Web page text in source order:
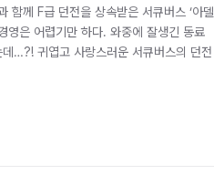
함께 F급 던전을 상속받은 서큐버스 ‘아델
영은 어렵기만 하다. 와중에 잘생긴 동료
…?! 귀엽고 사랑스러운 서큐버스의 던전